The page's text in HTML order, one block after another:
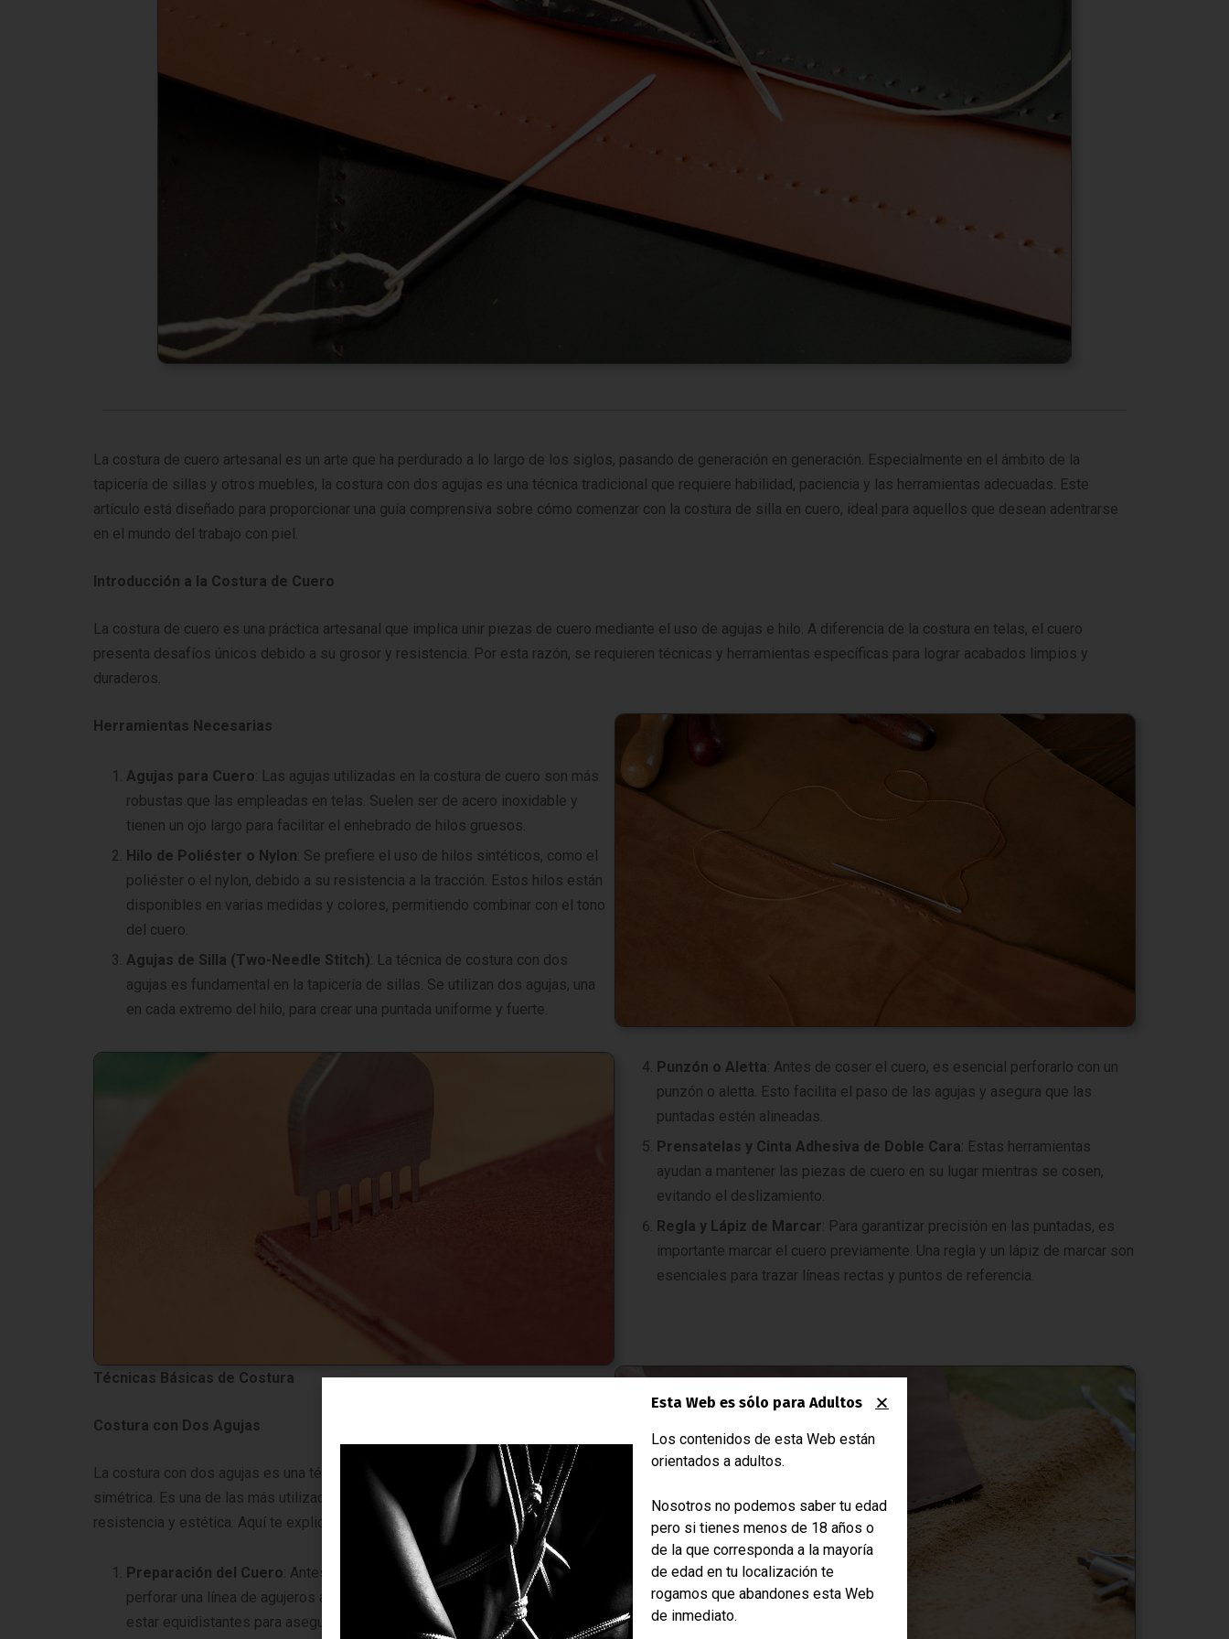
La costura de cuero artesanal es un arte que ha perdurado a lo largo de los siglos, pasando de generación en generación. Especialmente en el ámbito de la
tapicería de sillas y otros muebles, la costura con dos agujas es una técnica tradicional que requiere habilidad, paciencia y las herramientas adecuadas. Este
artículo está diseñado para proporcionar una guía comprensiva sobre cómo comenzar con la costura de silla en cuero, ideal para aquellos que desean adentrarse
en el mundo del trabajo con piel.
Introducción a la Costura de Cuero
La costura de cuero es una práctica artesanal que implica unir piezas de cuero mediante el uso de agujas e hilo. A diferencia de la costura en telas, el cuero
presenta desafíos únicos debido a su grosor y resistencia. Por esta razón, se requieren técnicas y herramientas específicas para lograr acabados limpios y
duraderos.
Herramientas Necesarias
Agujas para Cuero: Las agujas utilizadas en la costura de cuero son más
robustas que las empleadas en telas. Suelen ser de acero inoxidable y
tienen un ojo largo para facilitar el enhebrado de hilos gruesos.
Hilo de Poliéster o Nylon: Se prefiere el uso de hilos sintéticos, como el
poliéster o el nylon, debido a su resistencia a la tracción. Estos hilos están
disponibles en varias medidas y colores, permitiendo combinar con el tono
del cuero.
Agujas de Silla (Two-Needle Stitch): La técnica de costura con dos
agujas es fundamental en la tapicería de sillas. Se utilizan dos agujas, una
en cada extremo del hilo, para crear una puntada uniforme y fuerte.
Punzón o Aletta: Antes de coser el cuero, es esencial perforarlo con un
punzón o aletta. Esto facilita el paso de las agujas y asegura que las
puntadas estén alineadas.
Prensatelas y Cinta Adhesiva de Doble Cara: Estas herramientas
ayudan a mantener las piezas de cuero en su lugar mientras se cosen,
evitando el deslizamiento.
Regla y Lápiz de Marcar: Para garantizar precisión en las puntadas, es
importante marcar el cuero previamente. Una regla y un lápiz de marcar son
esenciales para trazar líneas rectas y puntos de referencia.
Técnicas Básicas de Costura
Costura con Dos Agujas
La costura con dos agujas es una técnica que proporciona una puntada doble y
simétrica. Es una de las más utilizadas en la tapicería de sillas debido a su
resistencia y estética. Aquí te explicamos cómo realizarla:
Preparación del Cuero: Antes de comenzar, utiliza el punzón para
perforar una línea de agujeros a lo largo del borde del cuero. Estos deben
estar equidistantes para asegurar una puntada uniforme.
Esta Web es sólo para Adultos
Los contenidos de esta Web están
orientados a adultos.
Nosotros no podemos saber tu edad
pero si tienes menos de 18 años o
de la que corresponda a la mayoría
de edad en tu localización te
rogamos que abandones esta Web
de inmediato.